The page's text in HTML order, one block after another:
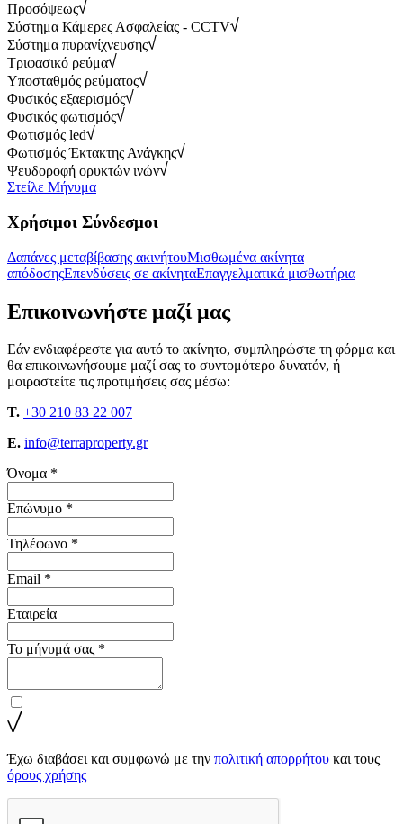
Προσόψεως
Σύστημα Κάμερες Ασφαλείας - CCTV
Σύστημα πυρανίχνευσης
Τριφασικό ρεύμα
Υποσταθμός ρεύματος
Φυσικός εξαερισμός
Φυσικός φωτισμός
Φωτισμός led
Φωτισμός Έκτακτης Ανάγκης
Ψευδοροφή ορυκτών ινών
Στείλε Μήνυμα
Χρήσιμοι Σύνδεσμοι
Δαπάνες μεταβίβασης ακινήτουΜισθωμένα ακίνητα
απόδοσηςΕπενδύσεις σε ακίνηταΕπαγγελματικά μισθωτήρια
Επικοινωνήστε μαζί μας
Εάν ενδιαφέρεστε για αυτό το ακίνητο, συμπληρώστε τη φόρμα και
θα επικοινωνήσουμε μαζί σας το συντομότερο δυνατόν, ή
μοιραστείτε τις προτιμήσεις σας μέσω:
T. +30 210 83 22 007
E. info@terraproperty.gr
Όνομα *
Επώνυμο *
Τηλέφωνο *
Email *
Εταιρεία
Το μήνυμά σας *
Έχω διαβάσει και συμφωνώ με την πολιτική απορρήτου και τους
όρους χρήσης